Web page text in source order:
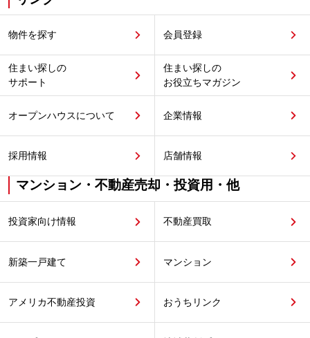
物件を探す 会員登録
住まい探しの
サポート
住まい探しの
お役立ちマガジン
オープンハウスについて 企業情報
採用情報 店舗情報
マンション・不動産売却・投資用・他
投資家向け情報 不動産買取
新築一戸建て マンション
アメリカ不動産投資 おうちリンク